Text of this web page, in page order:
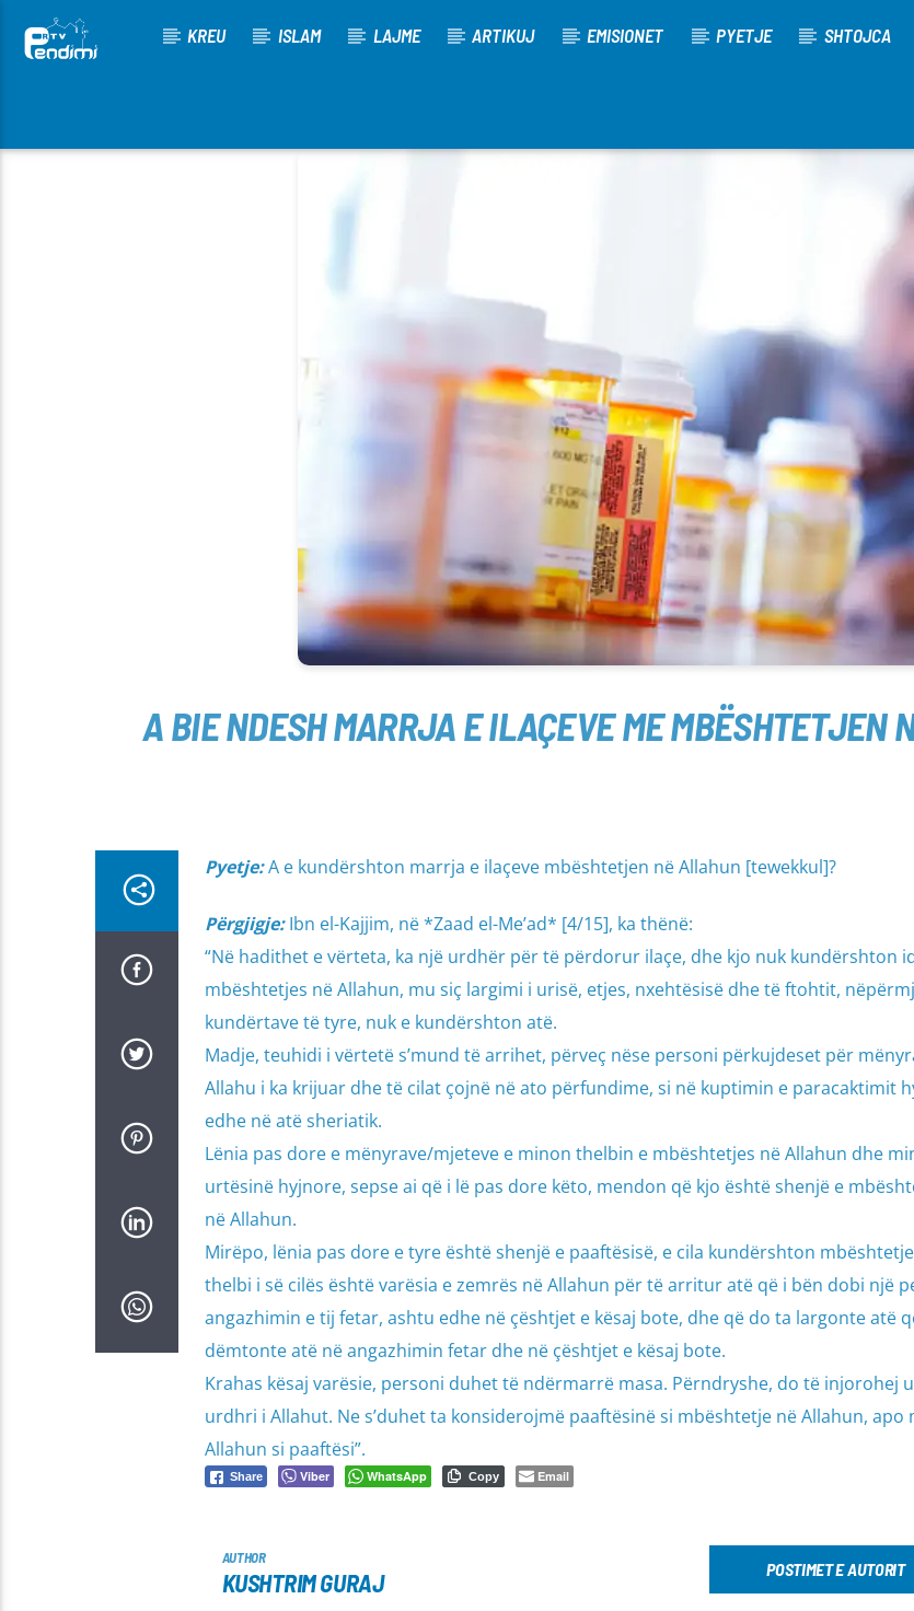
KREU ISLAM LAJME ARTIKUJ EMISIONET PYETJE SHTOJCA
A BIE NDESH MARRJA E ILAÇEVE ME
Pyetje:A e kundërshton marrja e ilaçeve mbështetjen në Allahun [tewekkul]?
Përgjigje:Ibn el-Kajjim, në *Zaad el-Me’ad* [4/15], ka thënë:
“Në hadithet e vërteta, ka një urdhër për të përdorur ilaçe, dhe kjo nuk kundërshton
mbështetjes në Allahun, mu siç largimi i urisë, etjes, nxehtësisë dhe të ftohtit,
kundërtave të tyre, nuk e kundërshton atë.
Madje, teuhidi i vërtetë s’mund të arrihet, përveç nëse personi përkujdeset për
Allahu i ka krijuar dhe të cilat çojnë në ato përfundime, si në kuptimin e paracaktimit
edhe në atë sheriatik.
Lënia pas dore e mënyrave/mjeteve e minon thelbin e mbështetjes në Allahun dhe
urtësinë hyjnore, sepse ai që i lë pas dore këto, mendon që kjo është shenjë e
në Allahun.
Mirëpo, lënia pas dore e tyre është shenjë e paaftësisë, e cila kundërshton
thelbi i së cilës është varësia e zemrës në Allahun për të arritur atë që i bën dobi një
angazhimin e tij fetar, ashtu edhe në çështjet e kësaj bote, dhe që do ta largonte atë
dëmtonte atë në angazhimin fetar dhe në çështjet e kësaj bote.
Krahas kësaj varësie, personi duhet të ndërmarrë masa. Përndryshe, do të injorohej
urdhri i Allahut. Ne s’duhet ta konsiderojmë paaftësinë si mbështetje në Allahun, apo
Allahun si paaftësi”.
Share Viber WhatsApp Copy Email
AUTHOR
KUSHTRIM GURAJ POSTIMET E AUTORIT